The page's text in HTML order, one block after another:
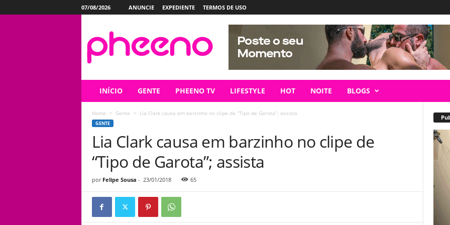
07/08/2026 ANUNCIE EXPEDIENTE TERMOS DE USO
INÍCIO GENTE PHEENO TV LIFESTYLE HOT NOITE BLOGS
Home Gente Lia Clark causa em barzinho no clipe de “Tipo de Garota”; assista
GENTE
Lia Clark causa em barzinho no clipe de
“Tipo de Garota”; assista
por Felipe Sousa - 23/01/2018 65